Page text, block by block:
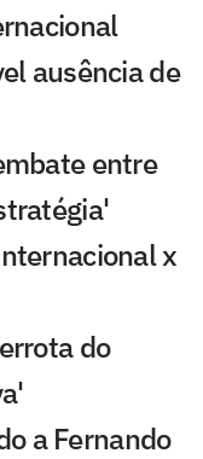
ausência de
entre
x
do
a Fernando